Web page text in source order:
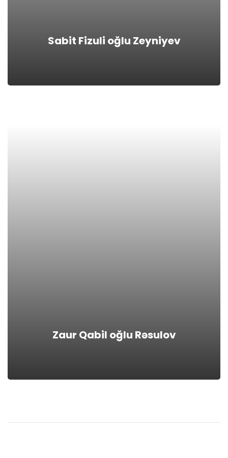
Sabit Fizuli oğlu Zeyniyev
Zaur Qabil oğlu Rəsulov